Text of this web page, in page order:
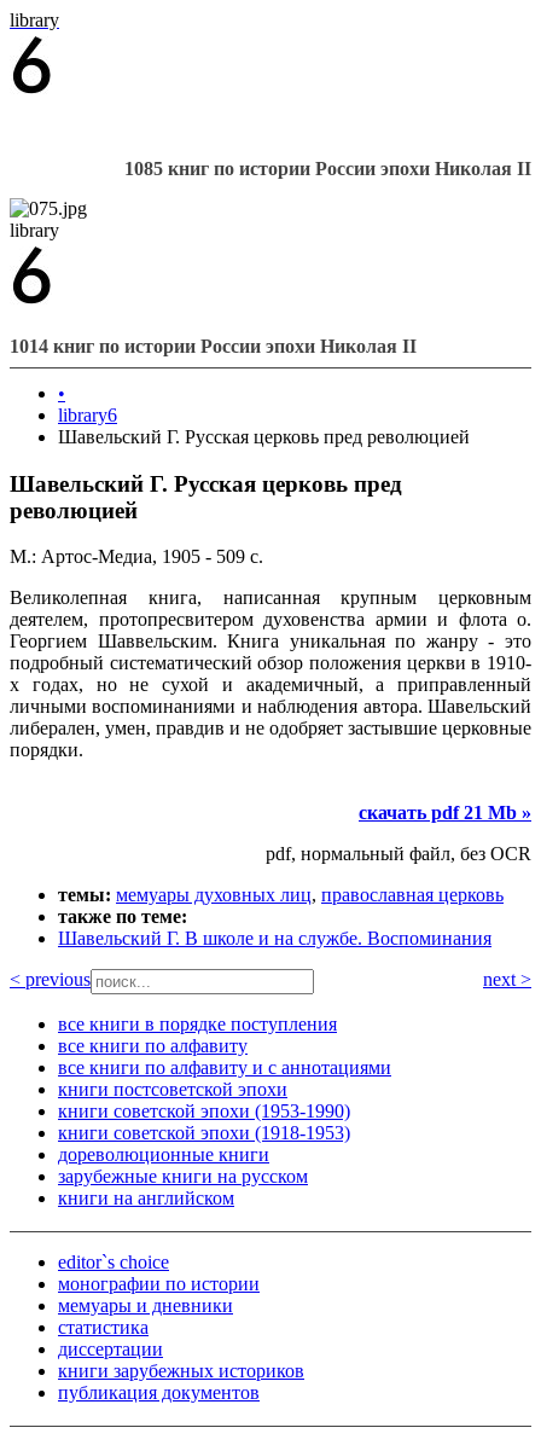
library
1085 книг по истории России эпохи Николая II
library
1014 книг по истории России эпохи Николая II
•
library6
Шавельский Г. Русская церковь пред революцией
Шавельский Г. Русская церковь пред
революцией
М.: Артос-Медиа, 1905 - 509 с.
Великолепная книга, написанная крупным церковным
деятелем, протопресвитером духовенства армии и флота о.
Георгием Шаввельским. Книга уникальная по жанру - это
подробный систематический обзор положения церкви в 1910-
х годах, но не сухой и академичный, а приправленный
личными воспоминаниями и наблюдения автора. Шавельский
либерален, умен, правдив и не одобряет застывшие церковные
порядки.
скачать pdf 21 Mb »
pdf, нормальный файл, без OCR
темы: мемуары духовных лиц, православная церковь
также по теме:
Шавельский Г. В школе и на службе. Воспоминания
< previous
next >
все книги в порядке поступления
все книги по алфавиту
все книги по алфавиту и с аннотациями
книги постсоветской эпохи
книги советской эпохи (1953-1990)
книги советской эпохи (1918-1953)
дореволюционные книги
зарубежные книги на русском
книги на английском
editor`s choice
монографии по истории
мемуары и дневники
статистика
диссертации
книги зарубежных историков
публикация документов